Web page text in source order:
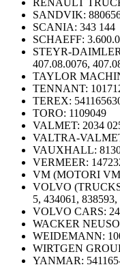
SANDVIK:
SCANIA: 343 144
SCHAEFF:
STEYR-
407.08.0076,
TAYLOR
TENNANT:
TEREX:
TORO: 1109049
VALMET: 2034
VALTRA-
VAUXHALL:
VERMEER:
VM (MOTORI
VOLVO
5, 434061,
VOLVO CARS:
WACKER
WEIDEMANN:
WIRTGEN
YANMAR: